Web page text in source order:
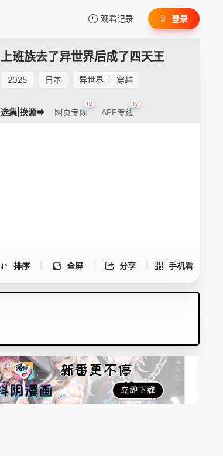
观看记录
我的观影记录
登录
上班族去了异世界后成了四天王
2025 日本 异世界 / 穿越
排序 全屏 分享 手机看
选集|换源➡ 网页专线
12
APP专线
12